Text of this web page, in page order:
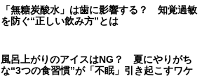
「無糖炭酸水」は歯に影響する？ 知覚過敏
を防ぐ“正しい飲み方”とは
風呂上がりのアイスはNG？ 夏にやりがち
な“3つの食習慣”が「不眠」引き起こすワケ